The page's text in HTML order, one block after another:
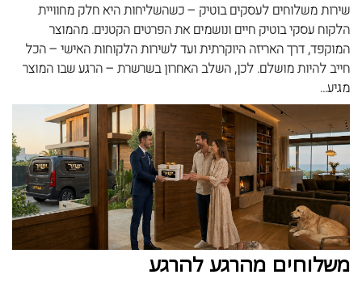
שירות משלוחים לעסקים בוטיק – כשהשליחות היא חלק מחוויית
הלקוח עסקי בוטיק חיים ונושמים את הפרטים הקטנים. מהמוצר
המוקפד, דרך האריזה היוקרתית ועד לשירות הלקוחות האישי – הכל
חייב להיות מושלם. לכן, השלב האחרון בשרשרת – הרגע שבו המוצר
מגיע...
משלוחים מהרגע להרגע